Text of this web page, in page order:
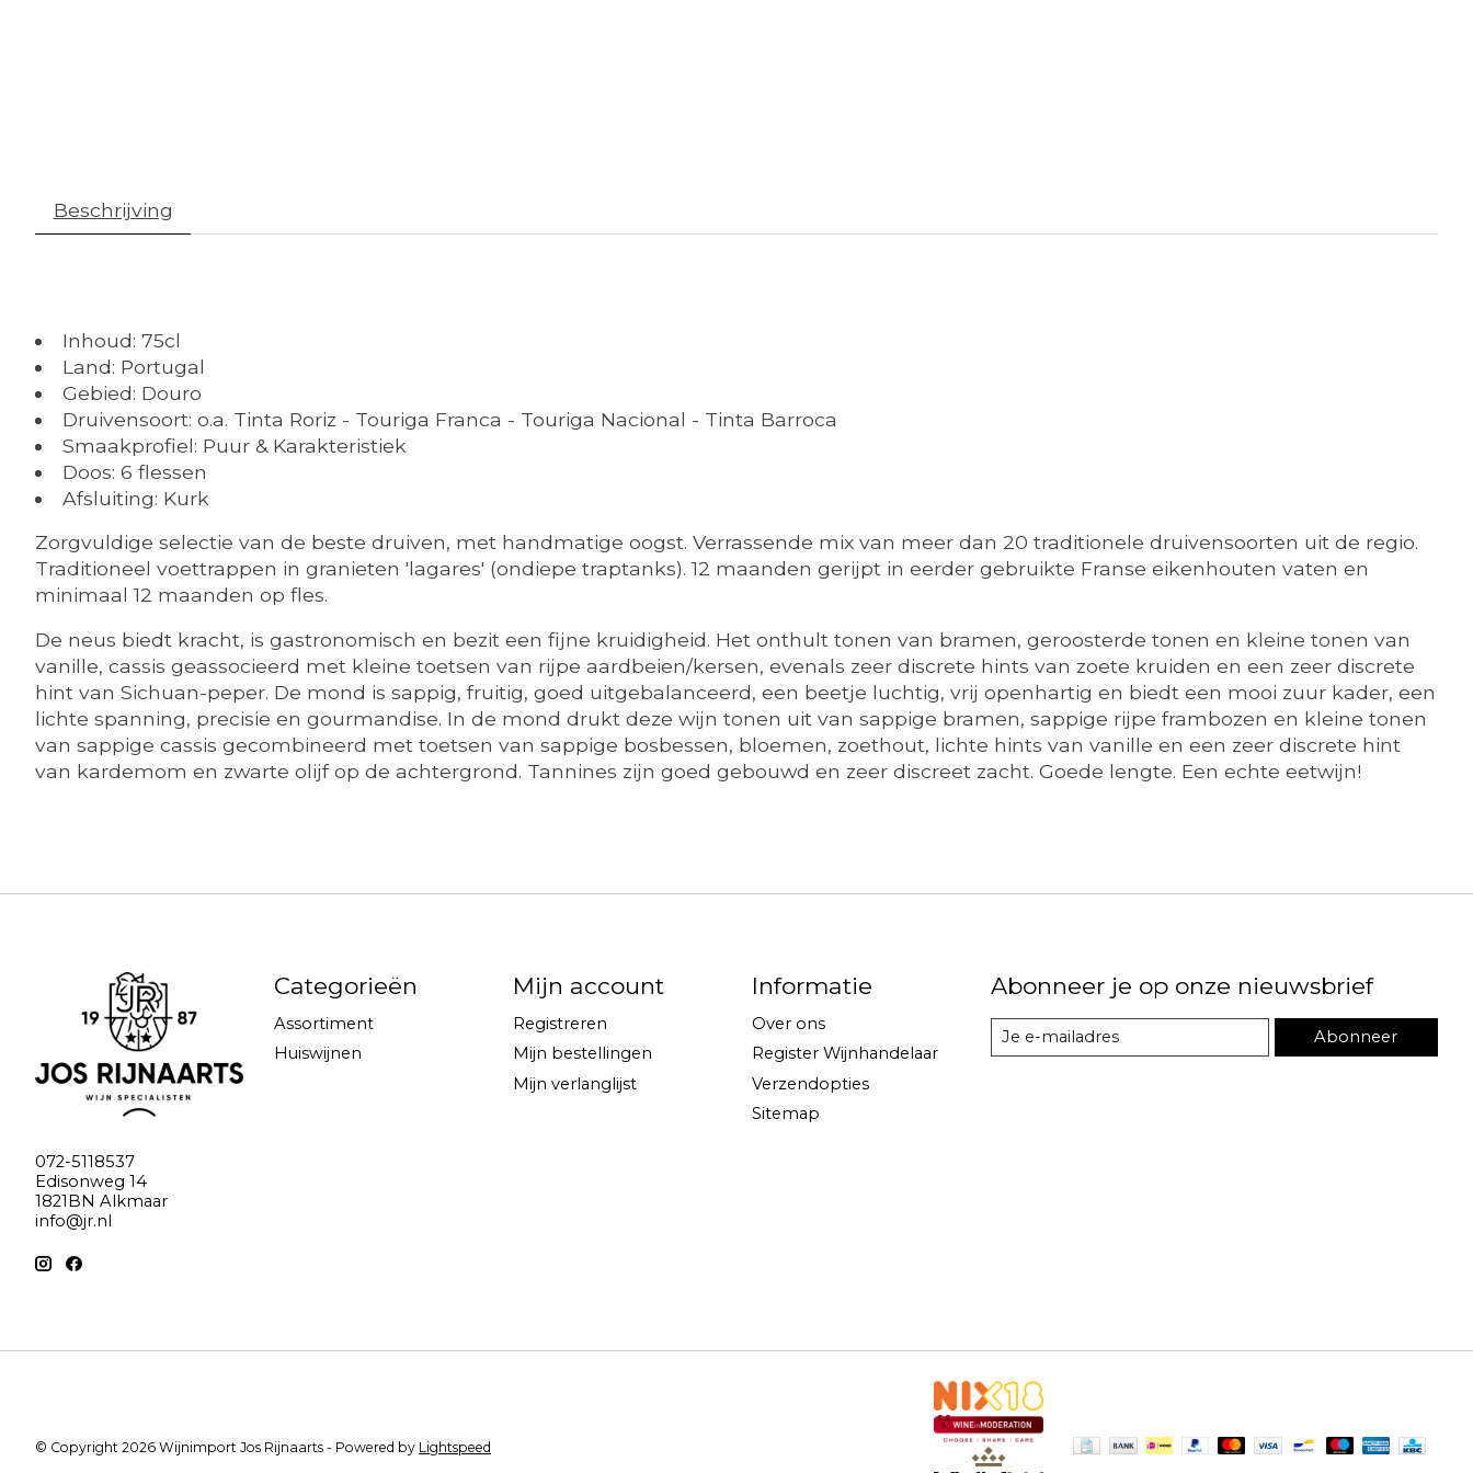
Beschrijving
Inhoud: 75cl
Land: Portugal
Gebied: Douro
Druivensoort: o.a. Tinta Roriz - Touriga Franca - Touriga Nacional - Tinta Barroca
Smaakprofiel: Puur & Karakteristiek
Doos: 6 flessen
Afsluiting: Kurk
Zorgvuldige selectie van de beste druiven, met handmatige oogst. Verrassende mix van meer dan 20 traditionele druivensoorten uit de regio.
Traditioneel voettrappen in granieten 'lagares' (ondiepe traptanks). 12 maanden gerijpt in eerder gebruikte Franse eikenhouten vaten en
minimaal 12 maanden op fles.
De neus biedt kracht, is gastronomisch en bezit een fijne kruidigheid. Het onthult tonen van bramen, geroosterde tonen en kleine tonen van
vanille, cassis geassocieerd met kleine toetsen van rijpe aardbeien/kersen, evenals zeer discrete hints van zoete kruiden en een zeer discrete
hint van Sichuan-peper. De mond is sappig, fruitig, goed uitgebalanceerd, een beetje luchtig, vrij openhartig en biedt een mooi zuur kader, een
lichte spanning, precisie en gourmandise. In de mond drukt deze wijn tonen uit van sappige bramen, sappige rijpe frambozen en kleine tonen
van sappige cassis gecombineerd met toetsen van sappige bosbessen, bloemen, zoethout, lichte hints van vanille en een zeer discrete hint
van kardemom en zwarte olijf op de achtergrond. Tannines zijn goed gebouwd en zeer discreet zacht. Goede lengte. Een echte eetwijn!
072-5118537
Edisonweg 14
1821BN Alkmaar
info@jr.nl
Categorieën
Assortiment
Huiswijnen
Mijn account
Registreren
Mijn bestellingen
Mijn verlanglijst
Informatie
Over ons
Register Wijnhandelaar
Verzendopties
Sitemap
Abonneer je op onze nieuwsbrief
Abonneer
© Copyright 2026 Wijnimport Jos Rijnaarts - Powered by Lightspeed